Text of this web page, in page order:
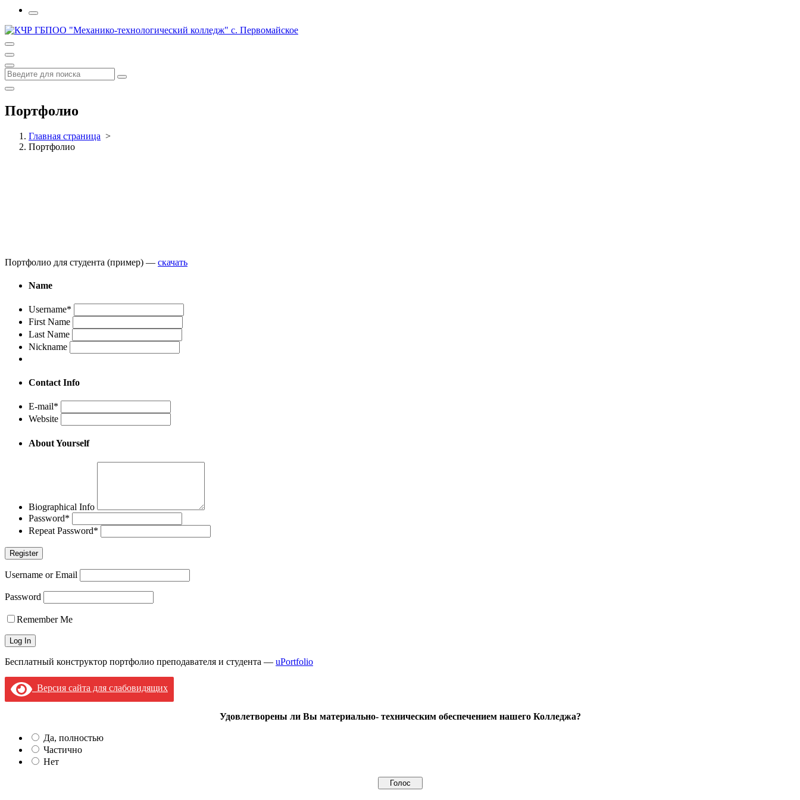
Портфолио
Главная страница >
Портфолио
Портфолио для студента (пример) — скачать
Name
Username*
First Name
Last Name
Nickname
Contact Info
E-mail*
Website
About Yourself
Biographical Info
Password*
Repeat Password*
Username or Email
Password
Remember Me
Бесплатный конструктор портфолио преподавателя и студента — uPortfolio
Версия сайта для слабовидящих
Удовлетворены ли Вы материально- техническим обеспечением нашего Колледжа?
Да, полностью
Частично
Нет